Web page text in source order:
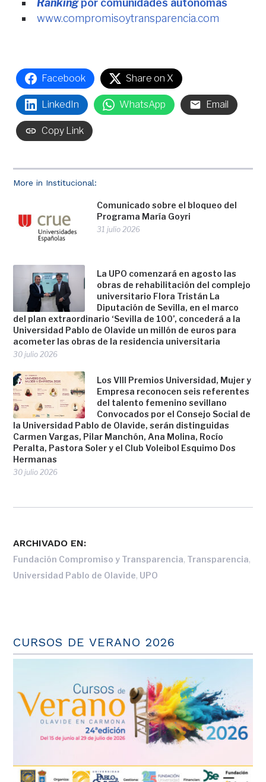
More in Institucional:
Comunicado sobre el bloqueo del
Programa María Goyri
31 julio 2026
La UPO comenzará en agosto las
obras de rehabilitación del complejo
universitario Flora Tristán La
Diputación de Sevilla, en el marco
del plan extraordinario ‘Sevilla de 100’, concederá a la
Universidad Pablo de Olavide un millón de euros para
acometer las obras de la residencia universitaria
30 julio 2026
Los VIII Premios Universidad, Mujer y
Empresa reconocen seis referentes
del talento femenino sevillano
Convocados por el Consejo Social de
la Universidad Pablo de Olavide, serán distinguidas
Carmen Vargas, Pilar Manchón, Ana Molina, Rocío
Peralta, Pastora Soler y el Club Voleibol Esquimo Dos
Hermanas
30 julio 2026
Rankingpor comunidades autónomas
www.compromisoytransparencia.com
Facebook Share on X
LinkedIn WhatsApp Email
Copy Link
ARCHIVADO EN:
Fundación Compromiso y Transparencia, Transparencia,
Universidad Pablo de Olavide, UPO
CURSOS DE VERANO 2026